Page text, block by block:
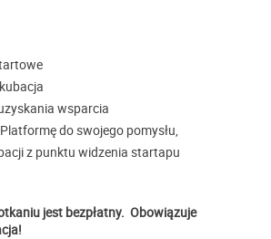
wsparcia
do swojego pomysłu,
z punktu widzenia startapu
jest bezpłatny. Obowiązuje